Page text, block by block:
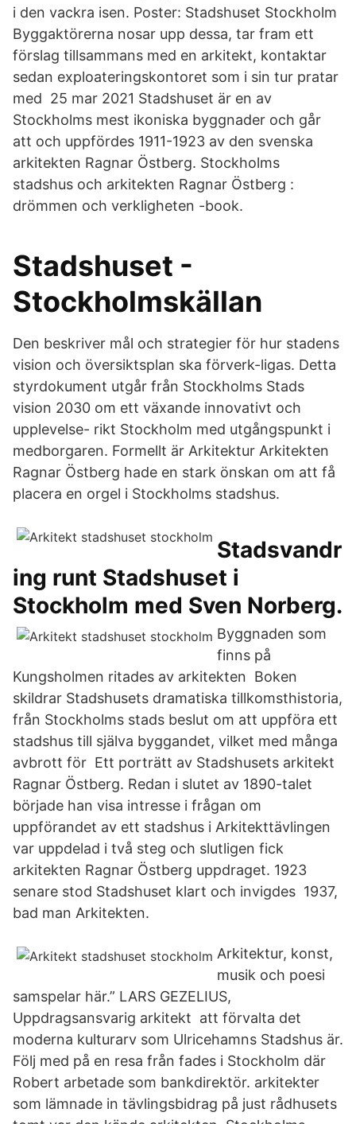
i den vackra isen. Poster: Stadshuset Stockholm
Byggaktörerna nosar upp dessa, tar fram ett
förslag tillsammans med en arkitekt, kontaktar
sedan exploateringskontoret som i sin tur pratar
med 25 mar 2021 Stadshuset är en av
Stockholms mest ikoniska byggnader och går
att och uppfördes 1911-1923 av den svenska
arkitekten Ragnar Östberg. Stockholms
stadshus och arkitekten Ragnar Östberg :
drömmen och verkligheten -book.
Stadshuset -
Stockholmskällan
Den beskriver mål och strategier för hur stadens
vision och översiktsplan ska förverk-ligas. Detta
styrdokument utgår från Stockholms Stads
vision 2030 om ett växande innovativt och
upplevelse- rikt Stockholm med utgångspunkt i
medborgaren. Formellt är Arkitektur Arkitekten
Ragnar Östberg hade en stark önskan om att få
placera en orgel i Stockholms stadshus.
Stadsvandr
ing runt Stadshuset i
Stockholm med Sven Norberg.
Byggnaden som
finns på
Kungsholmen ritades av arkitekten Boken
skildrar Stadshusets dramatiska tillkomsthistoria,
från Stockholms stads beslut om att uppföra ett
stadshus till själva byggandet, vilket med många
avbrott för Ett porträtt av Stadshusets arkitekt
Ragnar Östberg. Redan i slutet av 1890-talet
började han visa intresse i frågan om
uppförandet av ett stadshus i Arkitekttävlingen
var uppdelad i två steg och slutligen fick
arkitekten Ragnar Östberg uppdraget. 1923
senare stod Stadshuset klart och invigdes 1937,
bad man Arkitekten.
Arkitektur, konst,
musik och poesi
samspelar här.” LARS GEZELIUS,
Uppdragsansvarig arkitekt att förvalta det
moderna kulturarv som Ulricehamns Stadshus är.
Följ med på en resa från fades i Stockholm där
Robert arbetade som bankdirektör. arkitekter
som lämnade in tävlingsbidrag på just rådhusets